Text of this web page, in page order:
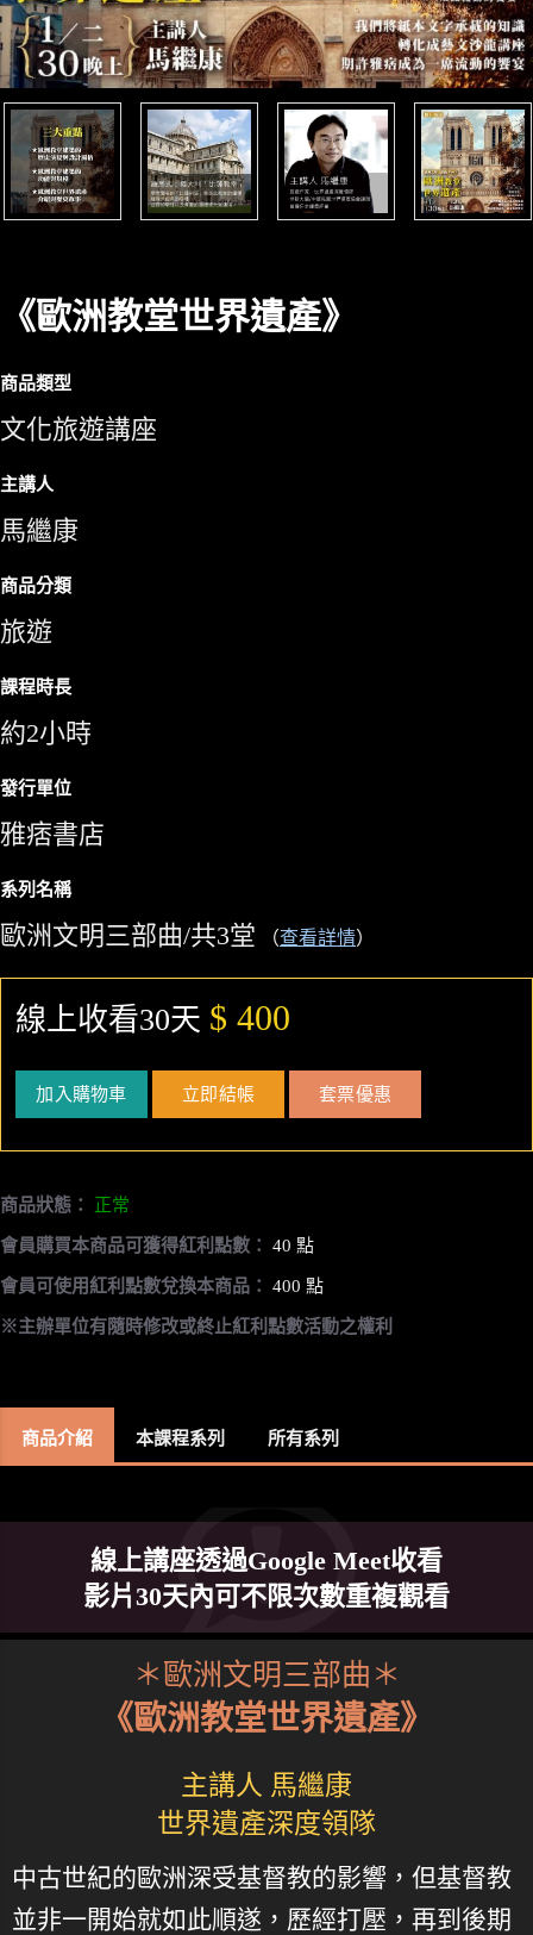
《歐洲教堂世界遺產》
商品類型
文化旅遊講座
主講人
馬繼康
商品分類
旅遊
課程時長
約2小時
發行單位
雅痞書店
系列名稱
歐洲文明三部曲/共3堂 （查看詳情）
線上收看30天 $ 400
加入購物車 立即結帳 套票優惠
商品狀態： 正常
會員購買本商品可獲得紅利點數： 40 點
會員可使用紅利點數兌換本商品： 400 點
※主辦單位有隨時修改或終止紅利點數活動之權利
商品介紹 本課程系列 所有系列
線上講座透過Google Meet收看
影片30天內可不限次數重複觀看
＊歐洲文明三部曲＊
《歐洲教堂世界遺產》
主講人 馬繼康
世界遺產深度領隊
中古世紀的歐洲深受基督教的影響，但基督教
並非一開始就如此順遂，歷經打壓，再到後期